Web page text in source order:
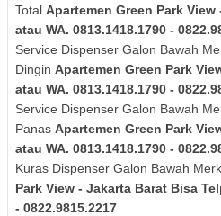
Total Apartemen Green Park
atau WA. 0813.1418.1790 -
Service Dispenser Galon Bawah
Dingin Apartemen Green Park
atau WA. 0813.1418.1790 -
Service Dispenser Galon Bawah
Panas Apartemen Green Park
atau WA. 0813.1418.1790 -
Kuras Dispenser Galon Bawah Merk
Park View - Jakarta Barat Bisa
- 0822.9815.2217